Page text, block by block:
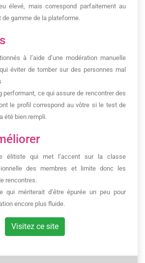
élevé, mais correspond parfaitement au
gamme de la plateforme.
à l’aide d’une modération manuelle
éviter de tomber sur des personnes mal
performant, ce qui assure de rencontrer des
le profil correspond au vôtre si le test de
été bien rempli.
élitiste qui met l’accent sur la classe
des membres et limite donc les
rencontres.
qui mériterait d’être épurée un peu pour
encore plus fluide.
Visitez ce site